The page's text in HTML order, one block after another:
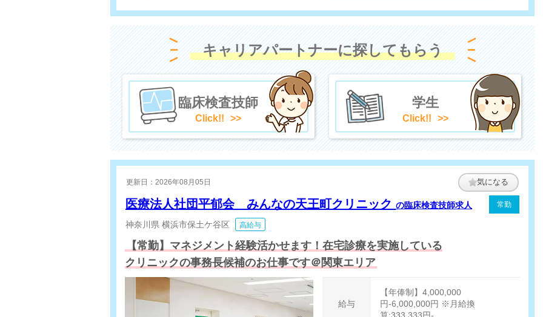
キャリアパートナーに探してもらう
臨床検査技師
Click!!
学生
Click!!
更新日：2026年08月05日 気になる
医療法人社団平郁会 みんなの天王町クリニック の臨床検査技師求人 常勤
神奈川県 横浜市保土ケ谷区 高給与
【常勤】マネジメント経験活かせます！在宅診療を実施している
クリニックの事務長候補のお仕事です＠関東エリア
給与
【年俸制】4,000,000
円-6,000,000円 ※月給換
算:333,333円-